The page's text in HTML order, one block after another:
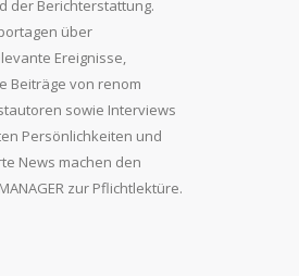
der Berichterstattung.
über
Ereignisse,
Beiträge von renom
sowie Interviews
Persönlichkeiten und
News machen den
zur Pflichtlektüre.